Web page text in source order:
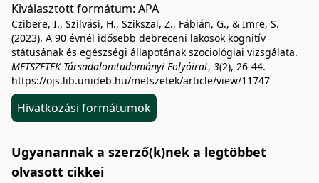
Kiválasztott formátum: APA
Czibere, I., Szilvási, H., Szikszai, Z., Fábián, G., & Imre, S.
(2023). A 90 évnél idősebb debreceni lakosok kognitív
státusának és egészségi állapotának szociológiai vizsgálata.
METSZETEK Társadalomtudományi Folyóirat, 3(2), 26-44.
https://ojs.lib.unideb.hu/metszetek/article/view/11747
Hivatkozási formátumok
Ugyanannak a szerző(k)nek a legtöbbet
olvasott cikkei